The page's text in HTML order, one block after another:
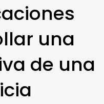
una
de una